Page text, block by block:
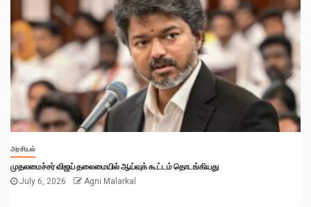
அரசியல்
முதலமைச்சர் விஜய் தலைமையில் ஆய்வுக் கூட்டம் தொடங்கியது
July 6, 2026
Agni Malarkal